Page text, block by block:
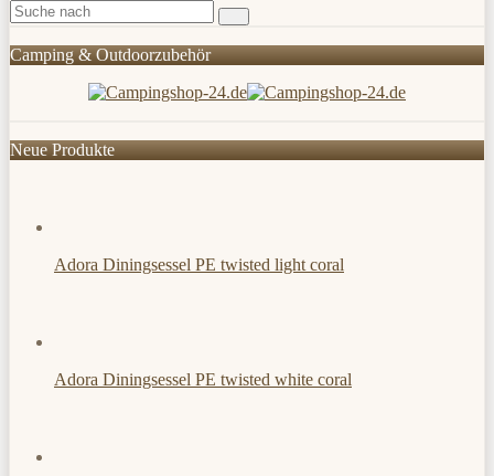
Camping & Outdoorzubehör
Neue Produkte
Adora Diningsessel PE twisted light coral
Adora Diningsessel PE twisted white coral